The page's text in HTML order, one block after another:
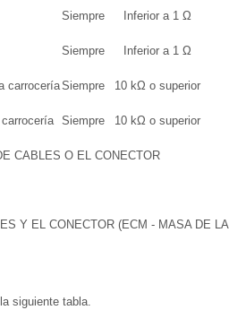
Siempre Inferior a 1 Ω
Siempre Inferior a 1 Ω
carroceríaSiempre 10 kΩ o superior
Siempre 10 kΩ o superior
CABLES O EL CONECTOR
Y EL CONECTOR (ECM - MASA DE LA
siguiente tabla.